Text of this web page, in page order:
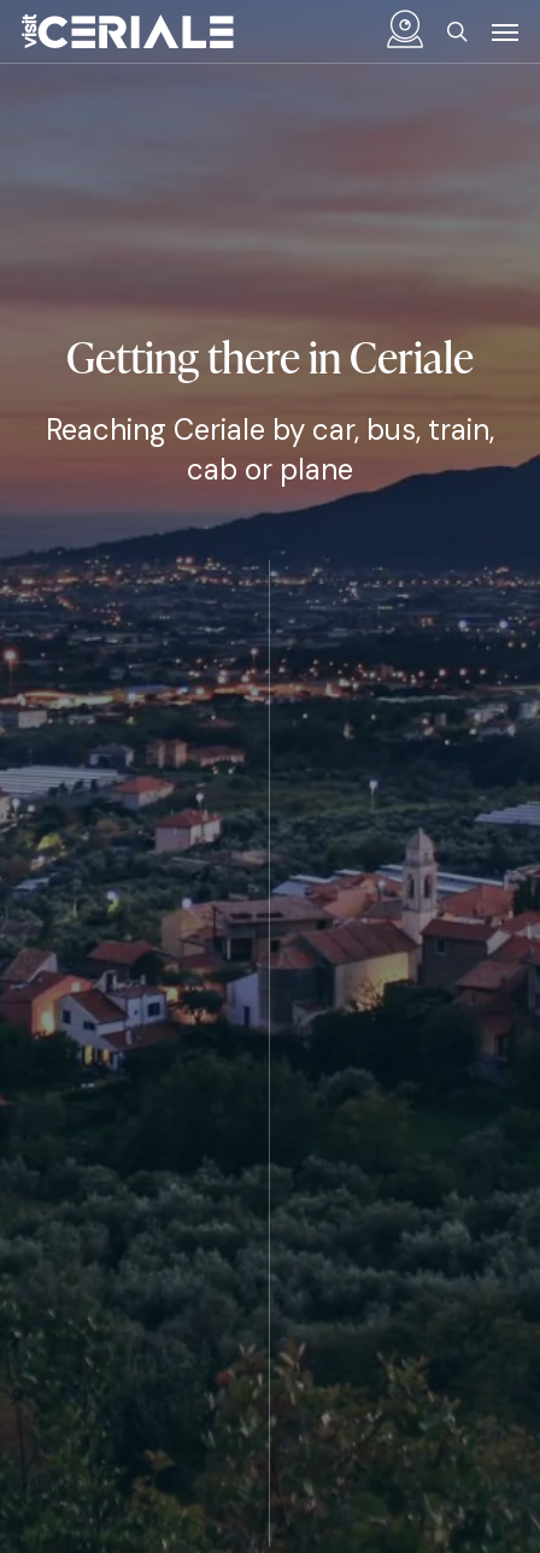
Skip
main
Getting there in Ceriale
Reaching Ceriale by car, bus, train,
cab or plane